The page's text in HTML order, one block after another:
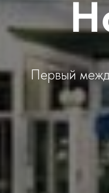
Первый